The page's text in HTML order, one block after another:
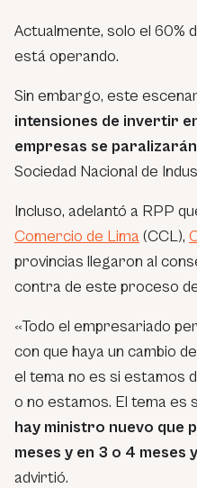
Actualmente, solo el 60%
está operando.
Sin embargo, este
intensiones de invertir
empresas se paralizarán
Sociedad Nacional de
Incluso, adelantó a RPP
Comercio de Lima (CCL),
provincias llegaron al
contra de este proceso
«Todo el empresariado
con que haya un cambio
el tema no es si estamos
o no estamos. El tema es
hay ministro nuevo que
meses y en 3 o 4 meses
advirtió.